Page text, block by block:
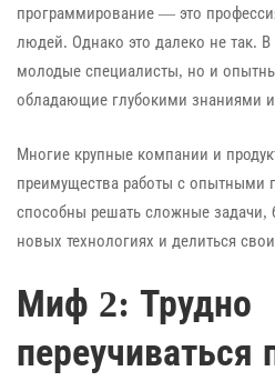
программирование — это
людей. Однако это далеко не так. В
молодые специалисты, но и
обладающие глубокими знаниями
Многие крупные компании и
преимущества работы с опытными
способны решать сложные задачи,
новых технологиях и делиться
Миф 2: Трудно
переучиваться